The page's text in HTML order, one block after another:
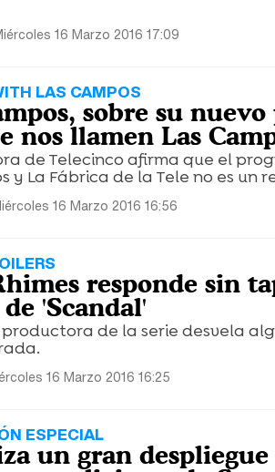
16 Marzo 2016 17:09
LAS CAMPOS
sobre su
nos llamen Las
de Telecinco afirma que el
y La Fábrica de la Tele no es un
16 Marzo 2016 16:56
responde sin
'Scandal'
de la serie desvela
16 Marzo 2016 16:25
ESPECIAL
un gran